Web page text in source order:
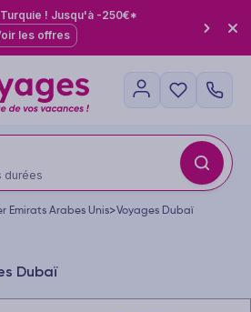
! Jusqu'à -250€*
les offres
durées
Emirats Arabes Unis>Voyages Dubaï
Dubaï